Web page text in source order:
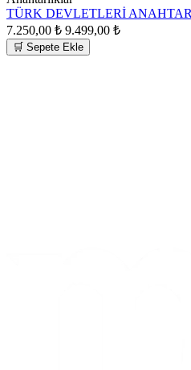
TÜRK DEVLETLERİ
7.250,00 ₺ 9.499,00 ₺
🛒 Sepete Ekle